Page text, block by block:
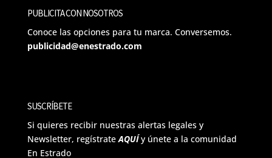
PUBLICITA CON NOSOTROS
Conoce las opciones para tu marca. Conversemos.
publicidad@enestrado.com
SUSCRÍBETE
Si quieres recibir nuestras alertas legales y
Newsletter, regístrateAQUÍ y únete a la comunidad
En Estrado